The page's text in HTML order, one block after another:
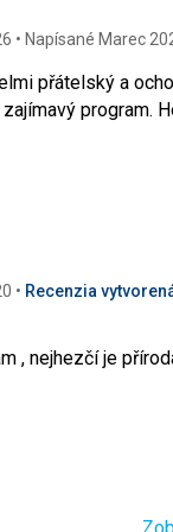
Napísané Marec
přátelský a
program.
přátelský a
5 Cena
zvýšenou
Recenzia
, nejhezčí je
, nejhezčí je